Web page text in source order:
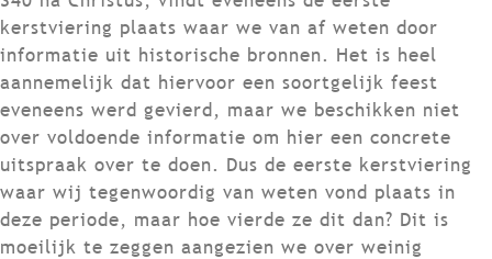
kerstviering plaats waar we van af weten door
informatie uit historische bronnen. Het is heel
aannemelijk dat hiervoor een soortgelijk feest
eveneens werd gevierd, maar we beschikken niet
over voldoende informatie om hier een concrete
uitspraak over te doen. Dus de eerste kerstviering
waar wij tegenwoordig van weten vond plaats in
deze periode, maar hoe vierde ze dit dan? Dit is
moeilijk te zeggen aangezien we over weinig